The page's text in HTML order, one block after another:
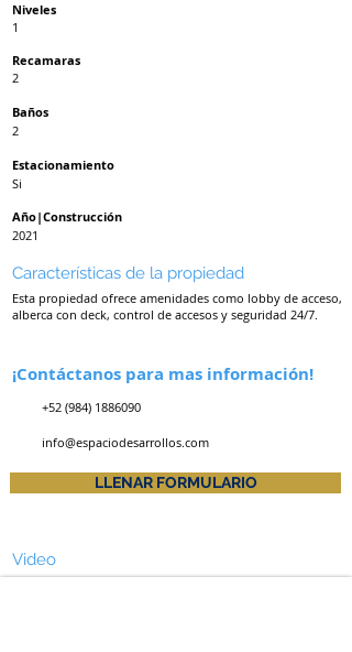
Niveles
1
Recamaras
2
Baños
2
Estacionamiento
Si
Año|Construcción
2021
Características de la propiedad
Esta propiedad ofrece amenidades como lobby de acceso,
alberca con deck, control de accesos y seguridad 24/7.
¡Contáctanos para mas información!
+52 (984) 1886090
info@espaciodesarrollos.com
LLENAR FORMULARIO
Video